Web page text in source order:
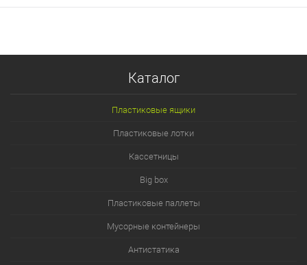
Каталог
Пластиковые ящики
Пластиковые лотки
Кассетницы
Big box
Пластиковые паллеты
Мусорные контейнеры
Антистатика